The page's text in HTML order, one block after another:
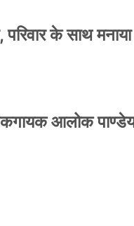
के साथ
आलोक पाण्डेय